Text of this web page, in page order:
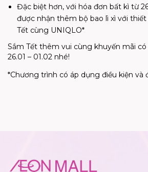
Đặc biệt hơn, với hóa đơn bất kì từ
được nhận thêm bộ bao lì xì với
Tết cùng UNIQLO*
Sắm Tết thêm vui cùng khuyến mãi
26.01 – 01.02 nhé!
*Chương trình có áp dụng điều kiện và